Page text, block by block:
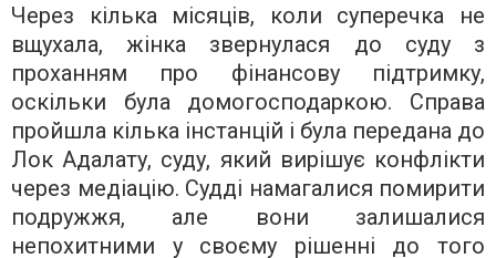
Через кілька місяців, коли суперечка не
вщухала, жінка звернулася до суду з
проханням про фінансову підтримку,
оскільки була домогосподаркою. Справа
пройшла кілька інстанцій і була передана до
Лок Адалату, суду, який вирішує конфлікти
через медіацію. Судді намагалися помирити
подружжя, але вони залишалися
непохитними у своєму рішенні до того